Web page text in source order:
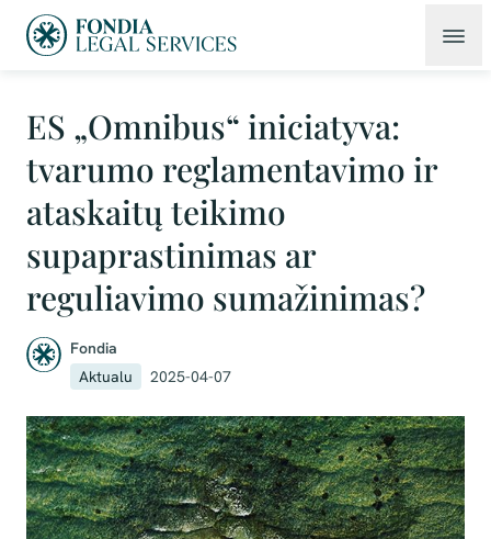
ES „Omnibus“ iniciatyva:
tvarumo reglamentavimo ir
ataskaitų teikimo
supaprastinimas ar
reguliavimo sumažinimas?
Fondia
Aktualu
2025-04-07